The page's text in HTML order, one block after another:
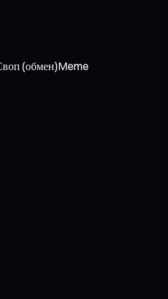
(обмен)Meme